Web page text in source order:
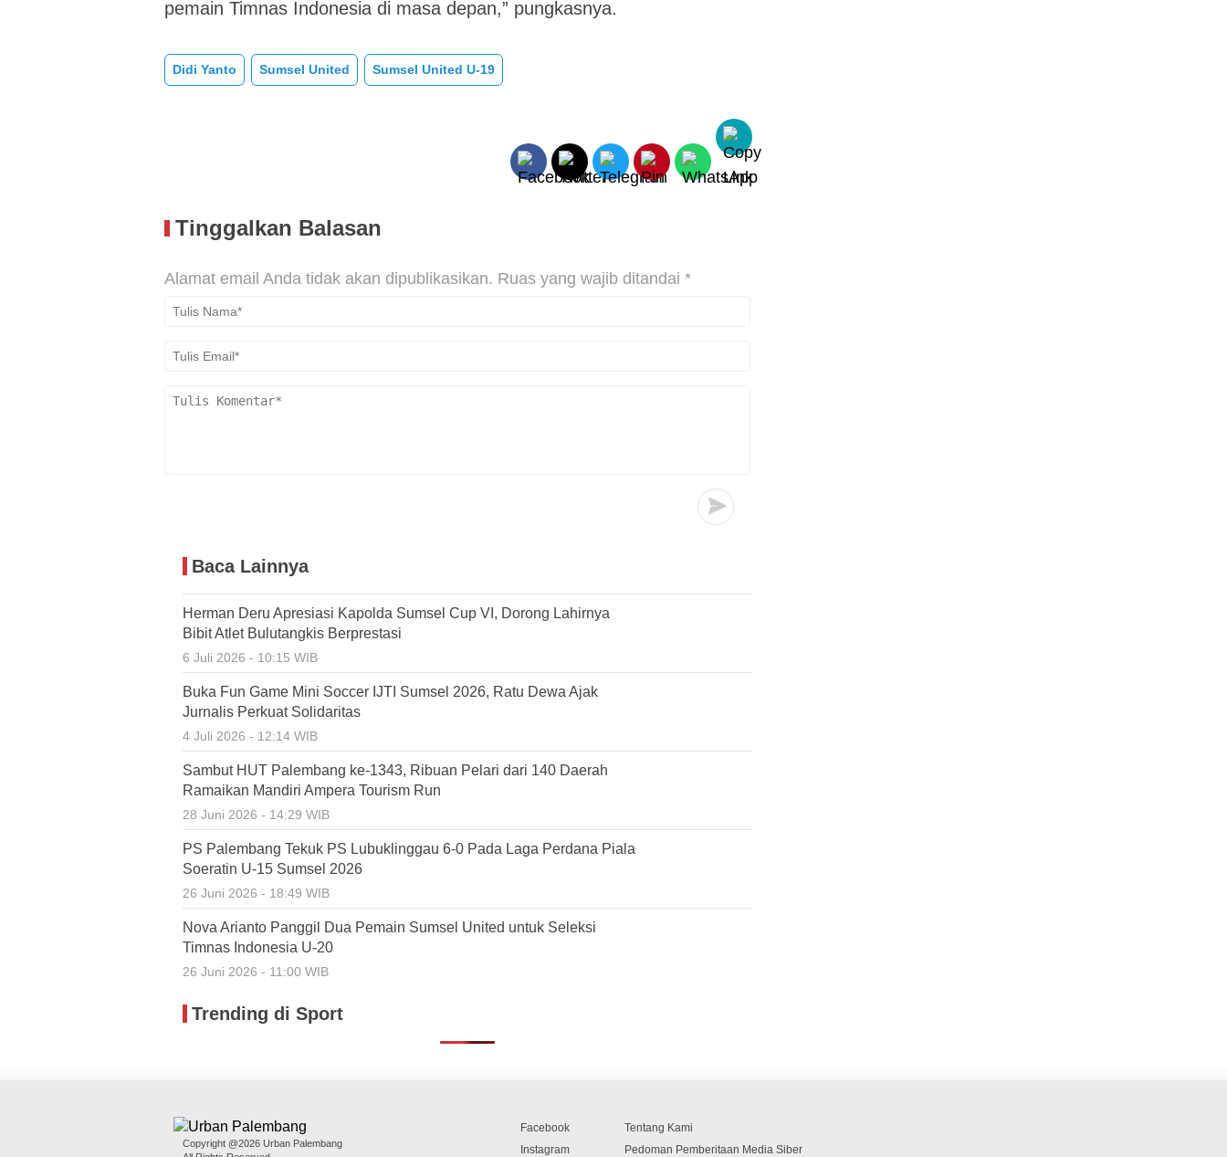
pemain Timnas Indonesia di masa depan,” pungkasnya.
Didi Yanto Sumsel United Sumsel United U-19
Tinggalkan Balasan
Alamat email Anda tidak akan dipublikasikan. Ruas yang wajib ditandai *
Baca Lainnya
Herman Deru Apresiasi Kapolda Sumsel Cup VI, Dorong Lahirnya
Bibit Atlet Bulutangkis Berprestasi
6 Juli 2026 - 10:15 WIB
Buka Fun Game Mini Soccer IJTI Sumsel 2026, Ratu Dewa Ajak
Jurnalis Perkuat Solidaritas
4 Juli 2026 - 12:14 WIB
Sambut HUT Palembang ke-1343, Ribuan Pelari dari 140 Daerah
Ramaikan Mandiri Ampera Tourism Run
28 Juni 2026 - 14:29 WIB
PS Palembang Tekuk PS Lubuklinggau 6-0 Pada Laga Perdana Piala
Soeratin U-15 Sumsel 2026
26 Juni 2026 - 18:49 WIB
Nova Arianto Panggil Dua Pemain Sumsel United untuk Seleksi
Timnas Indonesia U-20
26 Juni 2026 - 11:00 WIB
Trending di Sport
Copyright @2026 Urban Palembang
Facebook
Instagram
Tentang Kami
Pedoman Pemberitaan Media Siber